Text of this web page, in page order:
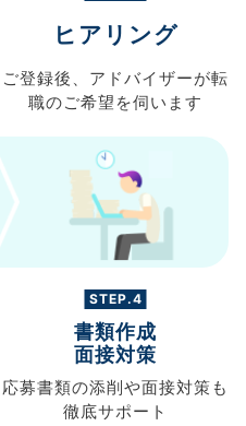
ヒアリング
ご登録後、 アドバイザーが転
職のご希望を伺います
STEP.4
書類作成
面接対策
応募書類の添削や面接対策も
徹底サポート